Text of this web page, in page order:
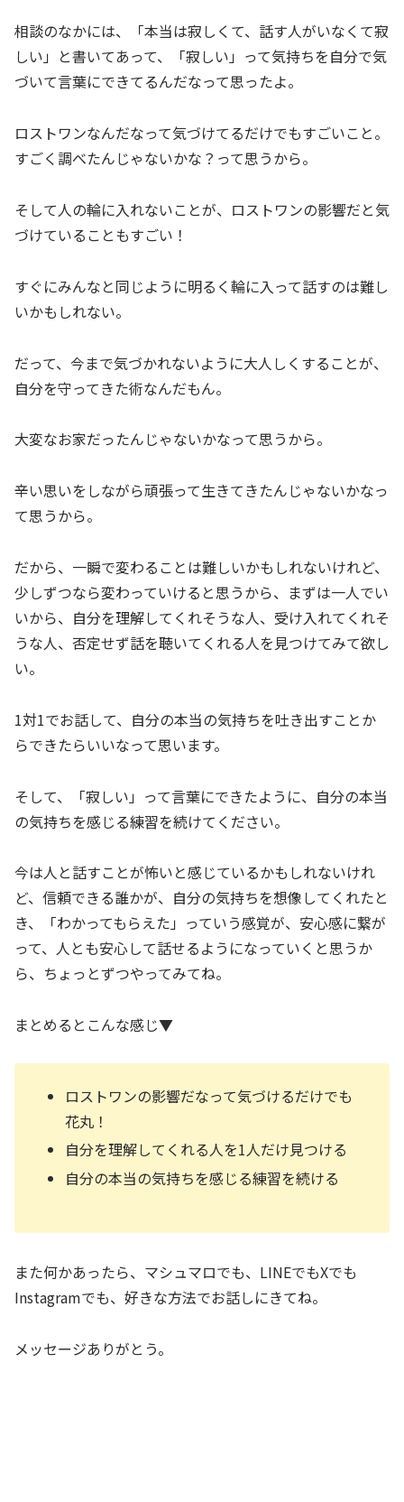
相談のなかには、「本当は寂しくて、話す人がいなくて寂
しい」と書いてあって、「寂しい」って気持ちを自分で気
づいて言葉にできてるんだなって思ったよ。
ロストワンなんだなって気づけてるだけでもすごいこと。
すごく調べたんじゃないかな？って思うから。
そして人の輪に入れないことが、ロストワンの影響だと気
づけていることもすごい！
すぐにみんなと同じように明るく輪に入って話すのは難し
いかもしれない。
だって、今まで気づかれないように大人しくすることが、
自分を守ってきた術なんだもん。
大変なお家だったんじゃないかなって思うから。
辛い思いをしながら頑張って生きてきたんじゃないかなっ
て思うから。
だから、一瞬で変わることは難しいかもしれないけれど、
少しずつなら変わっていけると思うから、まずは一人でい
いから、自分を理解してくれそうな人、受け入れてくれそ
うな人、否定せず話を聴いてくれる人を見つけてみて欲し
い。
1対1でお話して、自分の本当の気持ちを吐き出すことか
らできたらいいなって思います。
そして、「寂しい」って言葉にできたように、自分の本当
の気持ちを感じる練習を続けてください。
今は人と話すことが怖いと感じているかもしれないけれ
ど、信頼できる誰かが、自分の気持ちを想像してくれたと
き、「わかってもらえた」っていう感覚が、安心感に繋が
って、人とも安心して話せるようになっていくと思うか
ら、ちょっとずつやってみてね。
まとめるとこんな感じ▼
ロストワンの影響だなって気づけるだけでも
花丸！
自分を理解してくれる人を1人だけ見つける
自分の本当の気持ちを感じる練習を続ける
また何かあったら、マシュマロでも、LINEでもXでも
Instagramでも、好きな方法でお話しにきてね。
メッセージありがとう。